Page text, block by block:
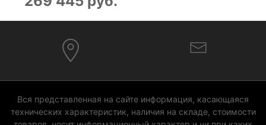
Вся представленная на сайте информация, касающаяся
технических характеристик, наличия на складе, стоимости